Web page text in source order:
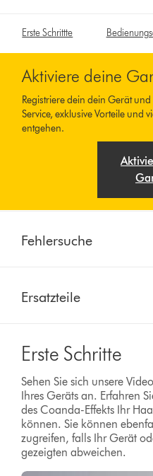
Erste Schrittte
Aktiviere deine
Registriere dein dein Gerät
Service, exklusive Vorteile und
entgehen.
Fehlersuche
Ersatzteile
Erste Schritte
Sehen Sie sich unsere
Ihres Geräts an. Erfahren
des Coanda-Effekts Ihr
können. Sie können
zugreifen, falls Ihr Gerät
gezeigten abweichen.